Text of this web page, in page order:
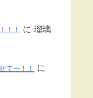
！！ に 瑠璃
てー！！ に